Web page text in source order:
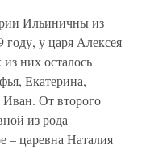
Ильиничны из
у царя Алексея
них осталось
Екатерина,
От второго
из рода
царевна Наталия